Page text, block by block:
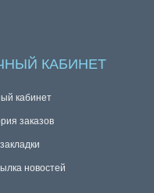
КАБИНЕТ
кабинет
заказов
новостей